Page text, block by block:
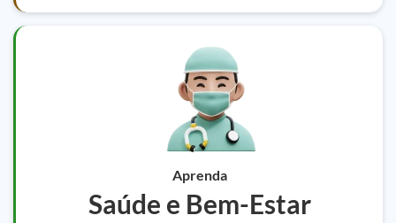
Aprenda
Saúde e Bem-Estar